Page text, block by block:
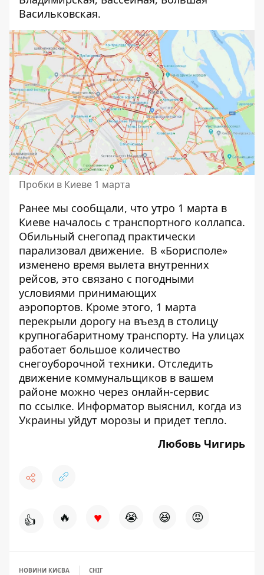
Васильковская.
Пробки в Киеве 1 марта
Ранее мы сообщали, что утро 1 марта в
Киеве началось с транспортного коллапса.
Обильный снегопад практически
парализовал движение. В «Борисполе»
изменено время вылета внутренних
рейсов, это связано с погодными
условиями принимающих
аэропортов. Кроме этого, 1 марта
перекрыли дорогу на въезд в столицу
крупногабаритному транспорту. На улицах
работает большое количество
снегоуборочной техники. Отследить
движение коммунальщиков в вашем
районе можно через онлайн-сервис
по ссылке. Информатор выяснил, когда из
Украины уйдут морозы и придет тепло.
Любовь Чигирь
👍 🔥 ♥ 😭 😆 😡
НОВИНИ КИЄВА СНІГ